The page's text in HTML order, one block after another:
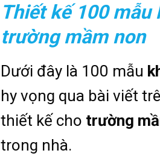
Thiết kế 100
trường mầm non
Dưới đây là 100 mẫu
hy vọng qua bài viết
thiết kế cho trường
trong nhà.